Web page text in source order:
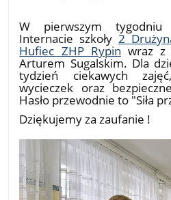
W pierwszym
Internacie szkoły 2
Hufiec ZHP Rypin wraz z
Arturem Sugalskim. Dla
tydzień ciekawych
wycieczek oraz
Hasło przewodnie to "Siła
Dziękujemy za zaufanie !